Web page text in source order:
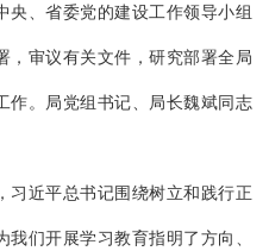
央、省委党的建设工作领导小组
，审议有关文件，研究部署全局
作。局党组书记、局长魏斌同志
习近平总书记围绕树立和践行正
们开展学习教育指明了方向、